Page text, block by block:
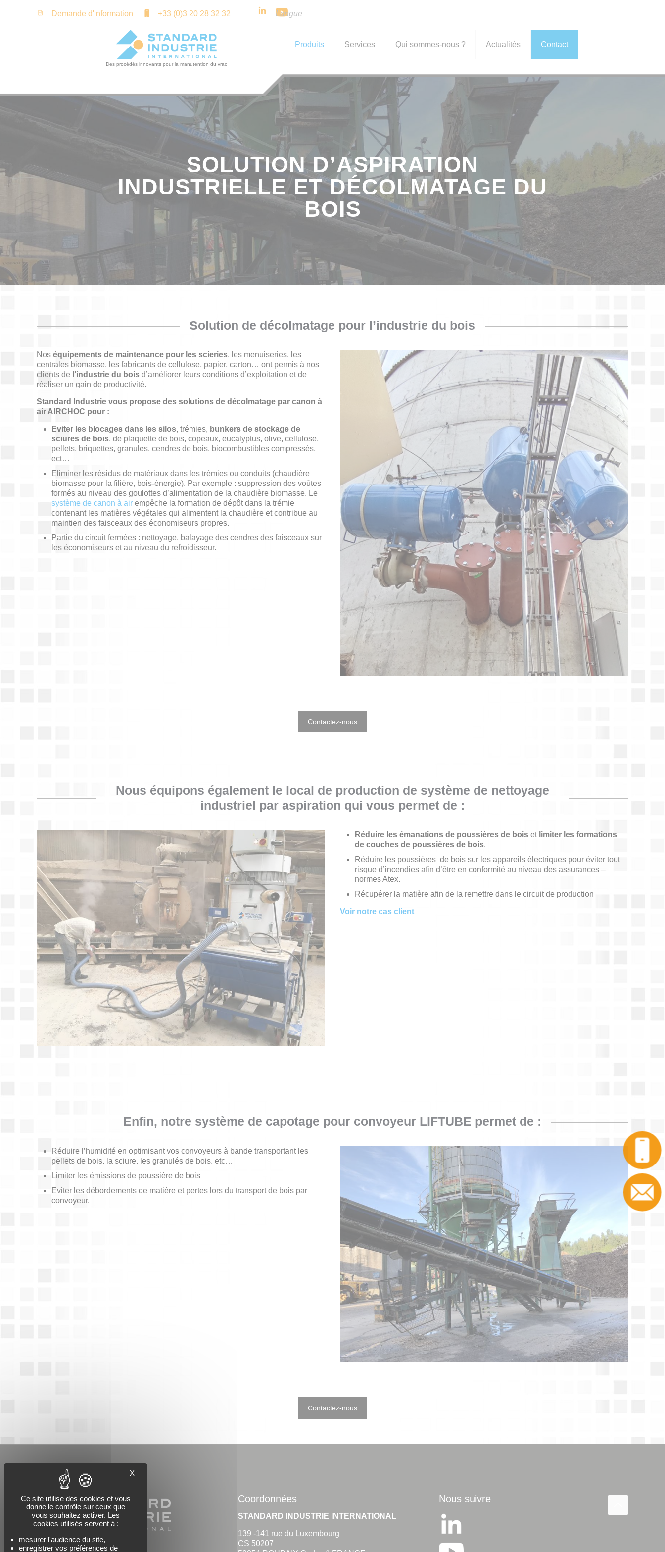
+33 (0)3 20 28 32 32
Demande d'information
Produits Services Qui sommes-nous ? Actualités Contact
Langue
SOLUTION D’ASPIRATION
INDUSTRIELLE ET DÉCOLMATAGE DU
BOIS
Solution de décolmatage pour l’industrie du bois
Noséquipements de maintenance pour les scieries, les menuiseries, les
centrales biomasse, les fabricants de cellulose, papier, carton… ont permis à nos
clients de l’industrie du bois d’améliorer leurs conditions d’exploitation et de
réaliser un gain de productivité.
Standard Industrie vous propose des solutions de décolmatage par canon à
air AIRCHOC pour :
Eviter les blocages dans les silos, trémies, bunkers de stockage de
sciures de bois, de plaquette de bois, copeaux, eucalyptus, olive, cellulose,
pellets, briquettes, granulés, cendres de bois, biocombustibles compressés,
ect…
Eliminer les résidus de matériaux dans les trémies ou conduits (chaudière
biomasse pour la filière, bois-énergie). Par exemple : suppression des voûtes
formés au niveau des goulottes d’alimentation de la chaudière biomasse. Le
système de canon à air empêche la formation de dépôt dans la trémie
contenant les matières végétales qui alimentent la chaudière et contribue au
maintien des faisceaux des économiseurs propres.
Partie du circuit fermées : nettoyage, balayage des cendres des faisceaux sur
les économiseurs et au niveau du refroidisseur.
Contactez-nous
Nous équipons également le local de production de système de nettoyage
industriel par aspiration qui vous permet de :
Réduire les émanations de poussières de boiset limiter les formations
de couches de poussières de bois.
Réduire les poussières de bois sur les appareils électriques pour éviter tout
risque d’incendies afin d’être en conformité au niveau des assurances –
normes Atex.
Récupérer la matière afin de la remettre dans le circuit de production
Voir notre cas client
Enfin, notre système de capotage pour convoyeur LIFTUBE permet de :
Réduire l’humidité en optimisant vos convoyeurs à bande transportant les
pellets de bois, la sciure, les granulés de bois, etc…
Limiter les émissions de poussière de bois
Eviter les débordements de matière et pertes lors du transport de bois par
convoyeur.
Contactez-nous
Coordonnées
STANDARD INDUSTRIE INTERNATIONAL
139 -141 rue du Luxembourg
CS 50207
Nous suivre
Contact
X
Ce site utilise des cookies et vous
donne le contrôle sur ceux que
vous souhaitez activer. Les
cookies utilisés servent à :
mesurer l'audience du site,
enregistrer vos préférences de